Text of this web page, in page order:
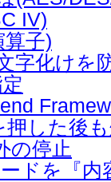
IV)
子)
字化けを
した後
の停止
ドを『内